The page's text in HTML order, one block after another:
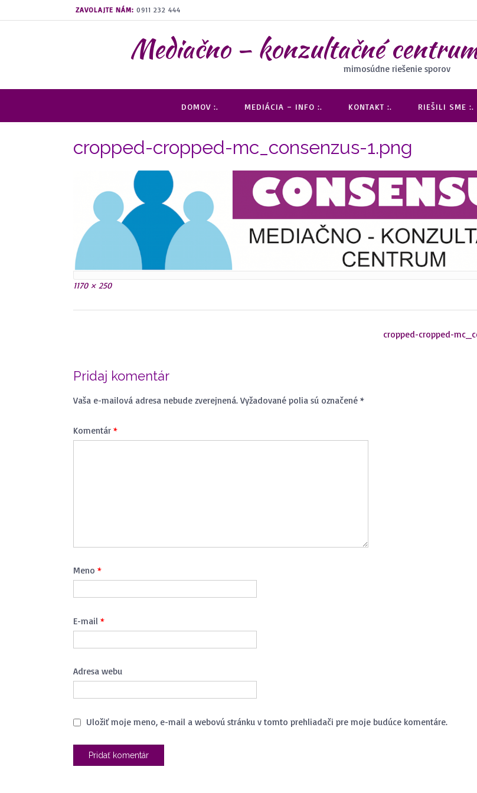
na
ZAVOLAJTE NÁM: 0911 232 444
Mediačno – konzultačné
mimosúdne riešenie sporov
DOMOV :. MEDIÁCIA – INFO :. KONTAKT :. RIEŠILI SME :.
cropped-cropped-mc_consenzus-1.png
Plná
1170 × 250
cropped-cropped-
Pridaj komentár
Vaša e-mailová adresa nebude zverejnená. Vyžadované polia sú označené *
Komentár *
Meno *
E-mail *
Adresa webu
Uložiť moje meno, e-mail a webovú stránku v tomto prehliadači pre moje budúce komentáre.